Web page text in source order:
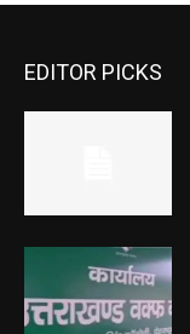
EDITOR PICKS